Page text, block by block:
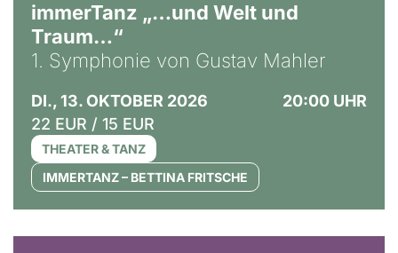
immerTanz „…und Welt und
Traum…“
1. Symphonie von Gustav Mahler
DI., 13. OKTOBER 2026
20:00 UHR
22 EUR / 15 EUR
THEATER & TANZ
IMMERTANZ – BETTINA FRITSCHE